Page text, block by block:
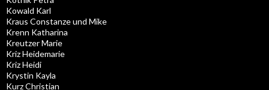
Kowald Karl
Kraus Constanze und Mike
Krenn Katharina
Kreutzer Marie
Kriz Heidemarie
Kriz Heidi
Krystin Kayla
Kurz Christian